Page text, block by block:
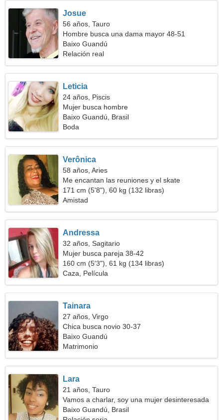
Josue
56 años, Tauro
Hombre busca una dama mayor 48-51
Baixo Guandú
Relación real
Leticia
24 años, Piscis
Mujer busca hombre
Baixo Guandú, Brasil
Boda
Verônica
58 años, Aries
Me encantan las reuniones y el skate
171 cm (5'8"), 60 kg (132 libras)
Amistad
Andressa
32 años, Sagitario
Mujer busca pareja 38-42
160 cm (5'3"), 61 kg (134 libras)
Caza, Película
Tainara
27 años, Virgo
Chica busca novio 30-37
Baixo Guandú
Matrimonio
Lara
21 años, Tauro
Vamos a charlar, soy una mujer desinteresada
Baixo Guandú, Brasil